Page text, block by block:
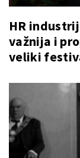
HR
važnija i
veliki